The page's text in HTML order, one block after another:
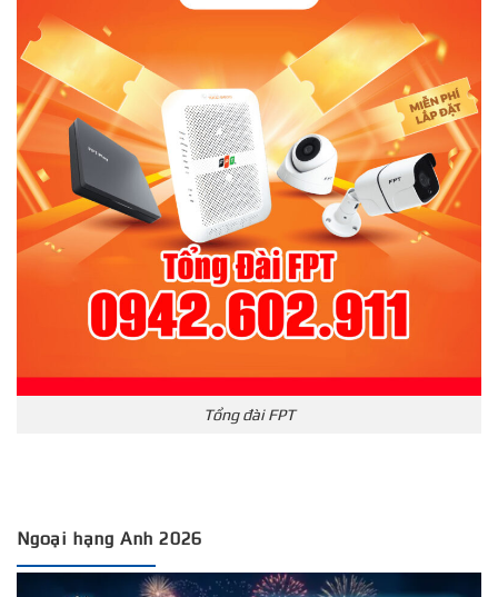
Tổng đài FPT
Ngoại hạng Anh 2026